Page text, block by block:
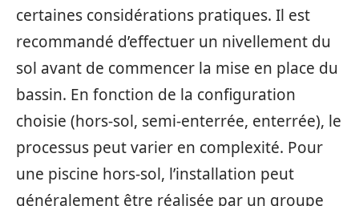
certaines considérations pratiques. Il est
recommandé d’effectuer un nivellement du
sol avant de commencer la mise en place du
bassin. En fonction de la configuration
choisie (hors-sol, semi-enterrée, enterrée), le
processus peut varier en complexité. Pour
une piscine hors-sol, l’installation peut
généralement être réalisée par un groupe